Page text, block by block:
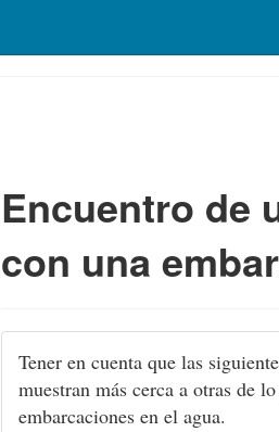
Encuentro de
con una
Tener en cuenta que las
muestran más cerca a otras de
embarcaciones en el agua.